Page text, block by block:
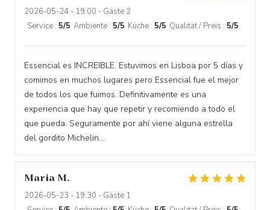
2026-05-24 - 19:00 - Gäste 2
Service : 5/5 Ambiente : 5/5 Küche : 5/5 Qualität / Preis : 5/5
Essencial es INCREIBLE. Estuvimos en Lisboa por 5 días y
comimos en muchos lugares pero Essencial fue el mejor
de todos los que fuimos. Definitivamente es una
experiencia que hay que repetir y recomiendo a todo el
que pueda. Seguramente por ahí viene alguna estrella
del gordito Michelin....
Maria M
2026-05-23 - 19:30 - Gäste 1